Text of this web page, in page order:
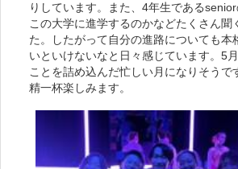
りしています。また、4年生である
この大学に進学するのかなどたくさん聞
た。したがって自分の進路についても本
いといけないなと日々感じています。5
ことを詰め込んだ忙しい月になりそうで
精一杯楽しみます。